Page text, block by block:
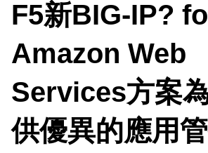
F5新BIG-IP?
Amazon Web
Services方案
供優異的應用